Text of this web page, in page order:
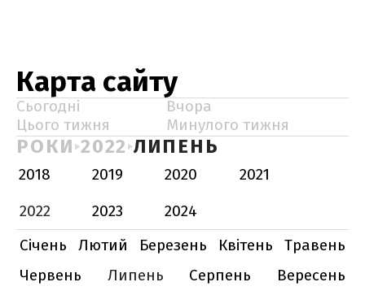
Карта сайту
Сьогодні
Вчора
Цього тижня
Минулого тижня
РОКИ 2022 ЛИПЕНЬ
2018 2019 2020
2021
2022
2023
2024
Січень
Лютий Березень Квітень
Травень
Червень
Липень Серпень
Вересень